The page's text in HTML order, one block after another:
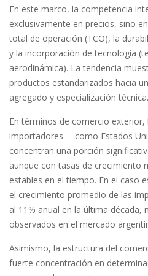
En este marco, la competencia
exclusivamente en precios, sino
total de operación (TCO), la
y la incorporación de tecnología
aerodinámica). La tendencia
productos estandarizados hacia
agregado y especialización técnica.
En términos de comercio exterior,
importadores —como Estados
concentran una porción
aunque con tasas de crecimiento
estables en el tiempo. En el caso
el crecimiento promedio de las
al 11% anual en la última
observados en el mercado
Asimismo, la estructura del
fuerte concentración en